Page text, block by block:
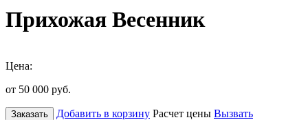
Прихожая Весенник
Цена:
от 50 000 руб.
Заказать Добавить в корзину Расчет цены Вызвать